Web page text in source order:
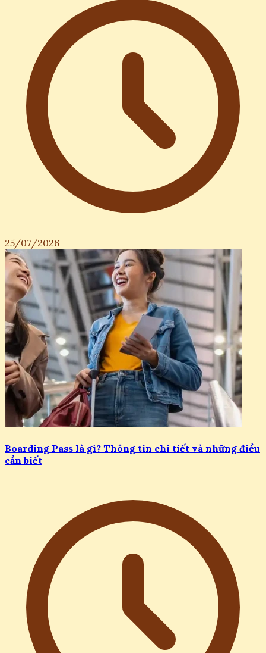
25/07/2026
Boarding Pass là gì? Thông tin chi tiết và những điều
cần biết